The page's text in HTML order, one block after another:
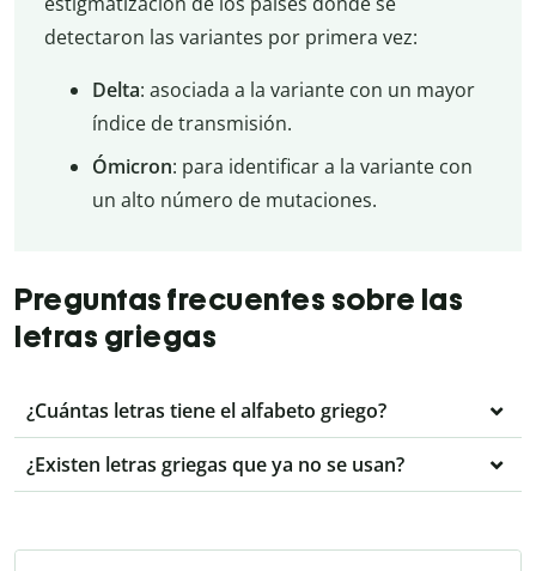
detectaron las variantes por primera vez:
Delta: asociada a la variante con un mayor
índice de transmisión.
Ómicron: para identificar a la variante con
un alto número de mutaciones.
Preguntas frecuentes sobre las
letras griegas
¿Cuántas letras tiene el alfabeto griego?
¿Existen letras griegas que ya no se usan?